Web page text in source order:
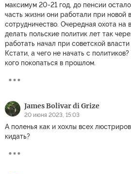
максимум 20-21 год, до пенсии
часть жизни они работали при новой
сотрудничество. Очередная охота на
делать польские политик лет так
работать начал при советской
Кстати, а чего не начать с
кого покопаться в прошлом.
James Bolivar di Grize
20 июня 2023, 15:03
А поленья как и хохлы всех
кидать?